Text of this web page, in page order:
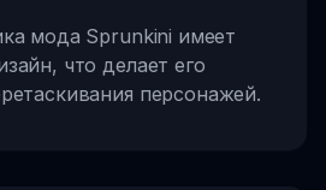
мода Sprunkini имеет
что делает его
персонажей.